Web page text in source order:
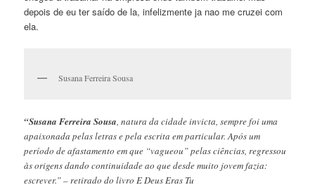
depois de eu ter saído de la, infelizmente ja nao me cruzei com
ela.
Susana Ferreira Sousa
“Susana Ferreira Sousa, natura da cidade invicta, sempre foi uma
apaixonada pelas letras e pela escrita em particular. Após um
período de afastamento em que “vagueou” pelas ciências, regressou
às origens dando continuidade ao que desde muito jovem fazia:
escrever.” – retirado do livro E Deus Eras Tu